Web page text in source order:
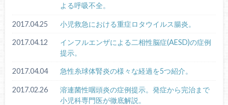
よる呼吸不全。
2017.04.25 小児救急における重症ロタウイルス腸炎。
2017.04.12
インフルエンザによる二相性脳症(AESD)の症例
提示。
2017.04.04 急性糸球体腎炎の様々な経過を5つ紹介。
2017.02.26
溶連菌性咽頭炎の症例提示。発症から完治まで
小児科専門医が徹底解説。